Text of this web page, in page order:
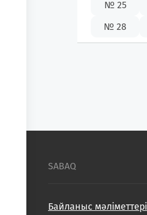
№ 25
№ 28
SABAQ
Байланыс мәліметтері